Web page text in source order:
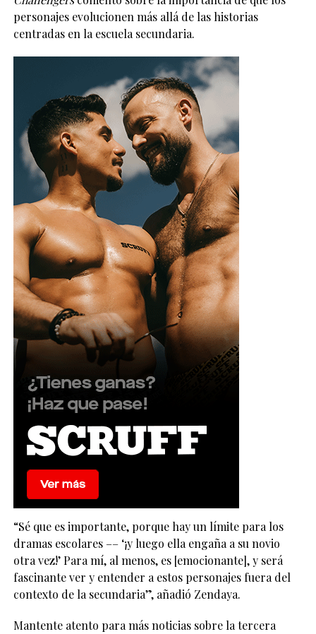
personajes evolucionen más allá de las historias
centradas en la escuela secundaria.
“Sé que es importante, porque hay un límite para los
dramas escolares –– ‘¡y luego ella engaña a su novio
otra vez!’ Para mí, al menos, es [emocionante], y será
fascinante ver y entender a estos personajes fuera del
contexto de la secundaria”, añadió Zendaya.
Mantente atento para más noticias sobre la tercera